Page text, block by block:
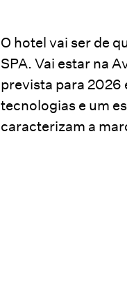
O hotel vai ser de
SPA. Vai estar na
prevista para 2026
tecnologias e um
caracterizam a